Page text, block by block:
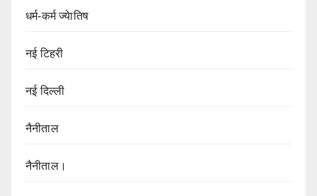
धर्म-कर्म ज्येातिष
नई टिहरी
नई दिल्ली
नैनीताल
नैनीताल।